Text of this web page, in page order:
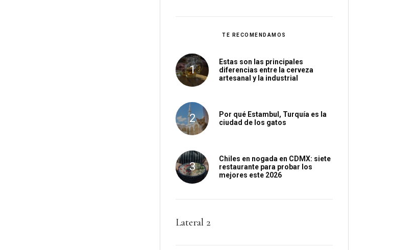
TE RECOMENDAMOS
Estas son las principales
diferencias entre la cerveza
artesanal y la industrial
Por qué Estambul, Turquía es la
ciudad de los gatos
Chiles en nogada en CDMX: siete
restaurante para probar los
mejores este 2026
Lateral 2